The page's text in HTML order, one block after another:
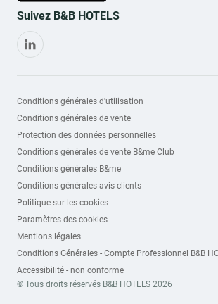
Suivez B&B HOTELS
Conditions générales d'utilisation
Conditions générales de vente
Protection des données personnelles
Conditions générales de vente B&me Club
Conditions générales B&me
Conditions générales avis clients
Politique sur les cookies
Paramètres des cookies
Mentions légales
Conditions Générales - Compte Professionnel B&B
Accessibilité - non conforme
© Tous droits réservés B&B HOTELS 2026